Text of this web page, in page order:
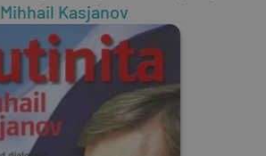
Mihhail Kasjanov